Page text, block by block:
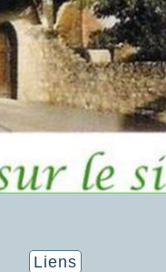
Liens